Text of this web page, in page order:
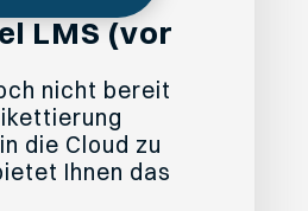
LMS (vor
nicht bereit
die Cloud zu
Ihnen das